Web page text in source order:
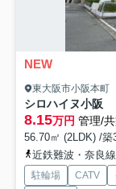
NEW
東大阪市小阪本町
シロハイヌ小阪
8.15万円 管理/
56.70㎡ (2LDK) /築
近鉄難波・奈良
駐輪場 CATV